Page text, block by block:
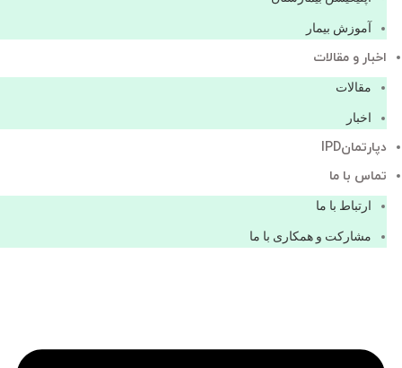
آموزش بیمار
اخبار و مقالات
مقالات
اخبار
دپارتمانIPD
تماس با ما
ارتباط با ما
مشاركت و همكاری با ما